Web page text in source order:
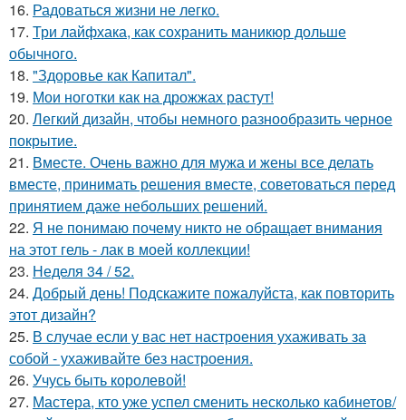
16. Радоваться жизни не легко.
17. Три лайфхака, как сохранить маникюр дольше
обычного.
18. "Здоровье как Капитал".
19. Мои ноготки как на дрожжах растут!
20. Легкий дизайн, чтобы немного разнообразить черное
покрытие.
21. Вместе. Очень важно для мужа и жены все делать
вместе, принимать решения вместе, советоваться перед
принятием даже небольших решений.
22. Я не понимаю почему никто не обращает внимания
на этот гель - лак в моей коллекции!
23. Неделя 34 / 52.
24. Добрый день! Подскажите пожалуйста, как повторить
этот дизайн?
25. В случае если у вас нет настроения ухаживать за
собой - ухаживайте без настроения.
26. Учусь быть королевой!
27. Мастера, кто уже успел сменить несколько кабинетов/